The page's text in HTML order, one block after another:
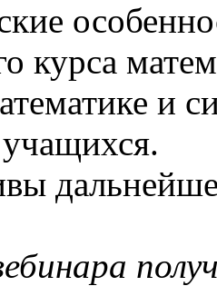
курса
и